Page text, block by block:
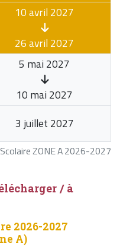
ZONE A 2026-2027
10 avril 2027
26 avril 2027
5 mai 2027
10 mai 2027
3 juillet 2027
/ à
2026-2027
A)